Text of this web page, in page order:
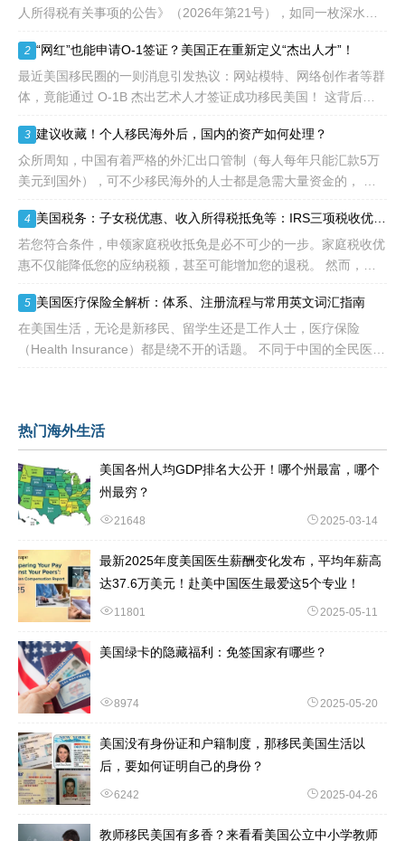
不需要雇主支持、不用办理
等的限制，所以也愈来愈受
到中国杰出人才的青睐。
人所得税有关事项的公告》（2026年第21号），如同一枚深水炸
家税务总局配套发
2 “网红”也能申请O-1签证？美国正在重新定义“杰出人才”！
最近美国移民圈的一则消息引发热议：网站模特、网络创作者等群
体，竟能通过 O-1B 杰出艺术人才签证成功移民美国！ 这背后不
构
3 建议收藏！个人移民海外后，国内的资产如何处理？
众所周知，中国有着严格的外汇出口管制（每人每年只能汇款5万
美元到国外），可不少移民海外的人士都是急需大量资金的， 包
随着近年来国
4
若您符合条件，申领家庭税收抵免是必不可少的一步。家庭税收优
惠不仅能降低您的应纳税额，甚至可能增加您的退税。 然而，您
变动，因为许
5 美国医疗保险全解析：体系、注册流程与常用英文词汇指南
在美国生活，无论是新移民、留学生还是工作人士，医疗保险
（Health Insurance）都是绕不开的话题。 不同于中国的全民医保
热门海外生活
美国各州人均GDP排名大公开！哪个州最富，哪个
州最穷？
21648 2025-03-14
最新2025年度美国医生薪酬变化发布，平均年薪高
达37.6万美元！赴美中国医生最爱这5个专业！
11801 2025-05-11
美国绿卡的隐藏福利：免签国家有哪些？
8974 2025-05-20
美国没有身份证和户籍制度，那移民美国生活以
后，要如何证明自己的身份？
6242 2025-04-26
教师移民美国有多香？来看看美国公立中小学教师